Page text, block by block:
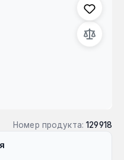
Номер продукта: 129918